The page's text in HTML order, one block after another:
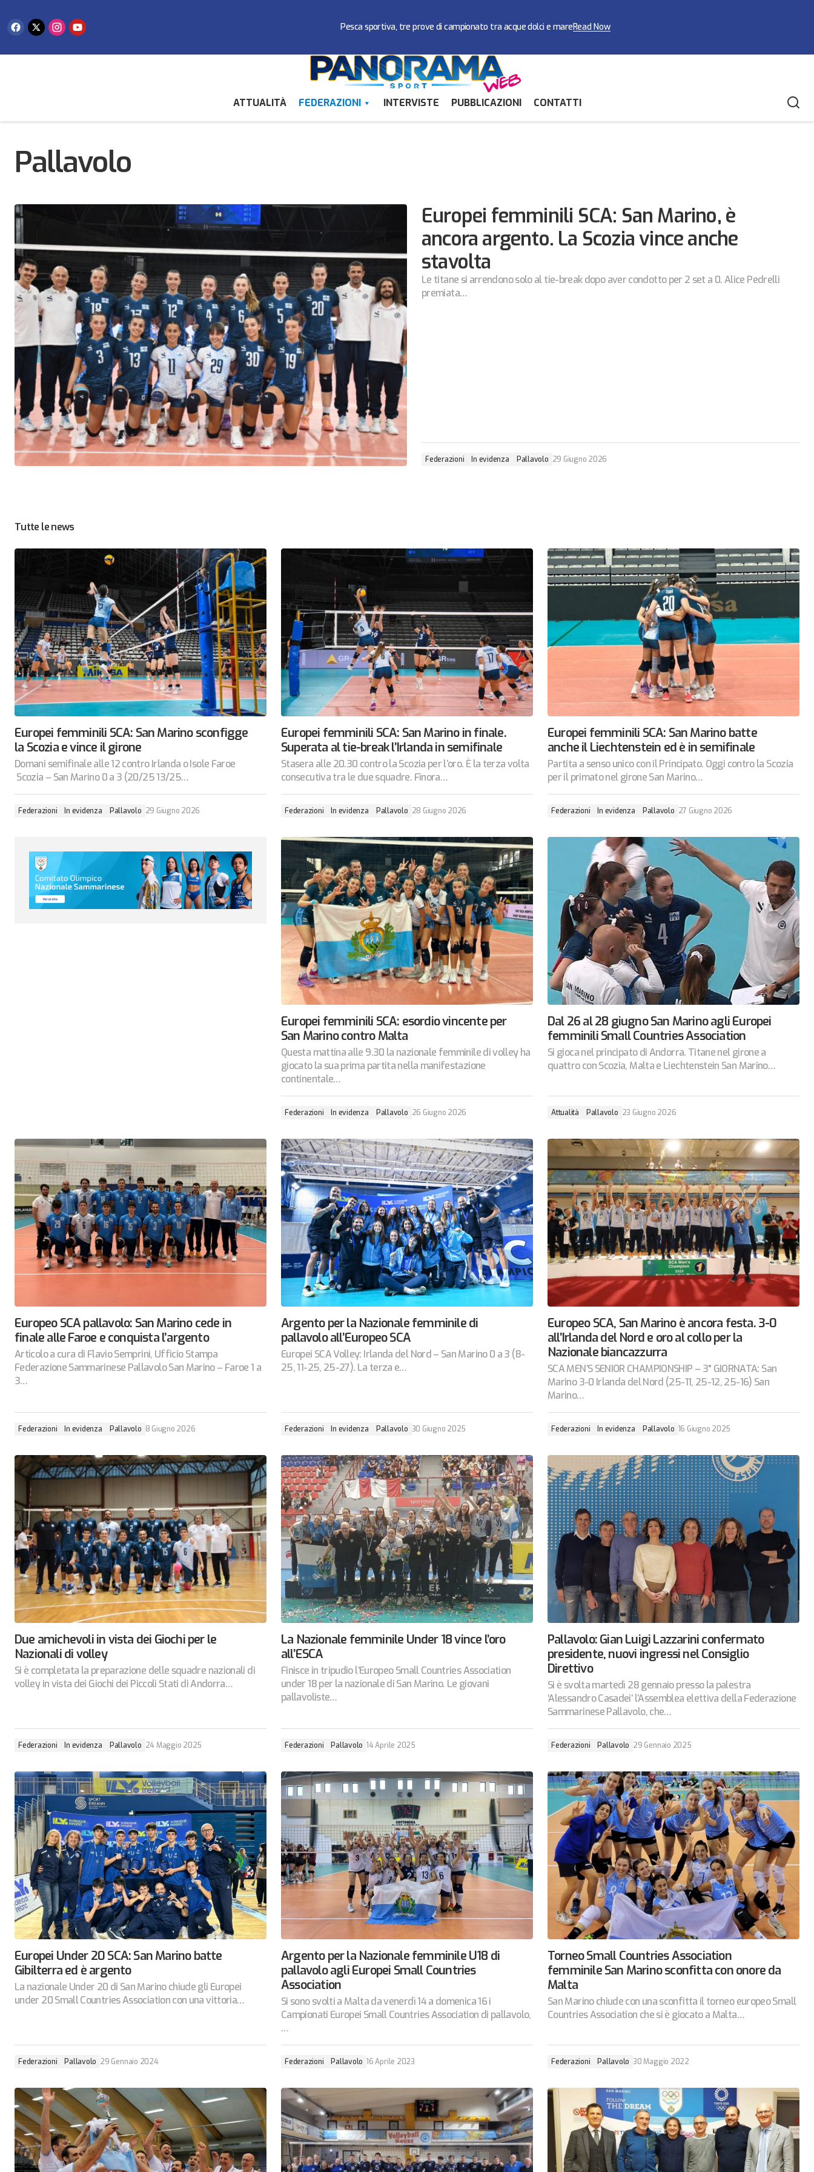
Pesca sportiva, tre prove di campionato tra acque dolci e mareRead Now
ATTUALITÀ FEDERAZIONI INTERVISTE PUBBLICAZIONI CONTATTI
Pallavolo
Europei femminili SCA: San Marino, è
ancora argento. La Scozia vince anche
stavolta
Le titane si arrendono solo al tie-break dopo aver condotto per 2 set a 0. Alice Pedrelli
premiata…
Federazioni In evidenza Pallavolo 29 Giugno 2026
Tutte le news
Europei femminili SCA: San Marino sconfigge
la Scozia e vince il girone
Domani semifinale alle 12 contro Irlanda o Isole Faroe
Scozia – San Marino 0 a 3 (20/25 13/25…
Federazioni In evidenza Pallavolo 29 Giugno 2026
Europei femminili SCA: San Marino in finale.
Superata al tie-break l’Irlanda in semifinale
Stasera alle 20.30 contro la Scozia per l’oro. È la terza volta
consecutiva tra le due squadre. Finora…
Federazioni In evidenza Pallavolo 28 Giugno 2026
Europei femminili SCA: San Marino batte
anche il Liechtenstein ed è in semifinale
Partita a senso unico con il Principato. Oggi contro la Scozia
per il primato nel girone San Marino…
Federazioni In evidenza Pallavolo 27 Giugno 2026
Europei femminili SCA: esordio vincente per
San Marino contro Malta
Questa mattina alle 9.30 la nazionale femminile di volley ha
giocato la sua prima partita nella manifestazione
continentale…
Federazioni In evidenza Pallavolo 26 Giugno 2026
Dal 26 al 28 giugno San Marino agli Europei
femminili Small Countries Association
Si gioca nel principato di Andorra. Titane nel girone a
quattro con Scozia, Malta e Liechtenstein San Marino…
Attualità Pallavolo 23 Giugno 2026
Europeo SCA pallavolo: San Marino cede in
finale alle Faroe e conquista l’argento
Articolo a cura di Flavio Semprini, Ufficio Stampa
Federazione Sammarinese Pallavolo San Marino – Faroe 1 a
3…
Federazioni In evidenza Pallavolo 8 Giugno 2026
Argento per la Nazionale femminile di
pallavolo all’Europeo SCA
Europei SCA Volley: Irlanda del Nord – San Marino 0 a 3 (8-
25, 11-25, 25-27). La terza e…
Federazioni In evidenza Pallavolo 30 Giugno 2025
Europeo SCA, San Marino è ancora festa. 3-0
all’Irlanda del Nord e oro al collo per la
Nazionale biancazzurra
SCA MEN’S SENIOR CHAMPIONSHIP – 3° GIORNATA: San
Marino 3-0 Irlanda del Nord (25-11, 25-12, 25-16) San
Marino…
Federazioni In evidenza Pallavolo 16 Giugno 2025
Due amichevoli in vista dei Giochi per le
Nazionali di volley
Si è completata la preparazione delle squadre nazionali di
volley in vista dei Giochi dei Piccoli Stati di Andorra…
Federazioni In evidenza Pallavolo 24 Maggio 2025
La Nazionale femminile Under 18 vince l’oro
all’ESCA
Finisce in tripudio l’Europeo Small Countries Association
under 18 per la nazionale di San Marino. Le giovani
pallavoliste…
Federazioni Pallavolo 14 Aprile 2025
Pallavolo: Gian Luigi Lazzarini confermato
presidente, nuovi ingressi nel Consiglio
Direttivo
Si è svolta martedì 28 gennaio presso la palestra
‘Alessandro Casadei’ l’Assemblea elettiva della Federazione
Sammarinese Pallavolo, che…
Federazioni Pallavolo 29 Gennaio 2025
Europei Under 20 SCA: San Marino batte
Gibilterra ed è argento
La nazionale Under 20 di San Marino chiude gli Europei
under 20 Small Countries Association con una vittoria…
Federazioni Pallavolo 29 Gennaio 2024
Argento per la Nazionale femminile U18 di
pallavolo agli Europei Small Countries
Association
Si sono svolti a Malta da venerdì 14 a domenica 16 i
Campionati Europei Small Countries Association di pallavolo,
…
Federazioni Pallavolo 16 Aprile 2023
Torneo Small Countries Association
femminile San Marino sconfitta con onore da
Malta
San Marino chiude con una sconfitta il torneo europeo Small
Countries Association che si è giocato a Malta…
Federazioni Pallavolo 30 Maggio 2022